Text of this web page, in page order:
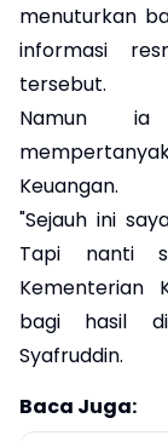
menuturkan
informasi
tersebut.
Namun ia
Keuangan.
"Sejauh ini
Tapi nanti
Kementerian
bagi hasil
Syafruddin.
Baca Juga: